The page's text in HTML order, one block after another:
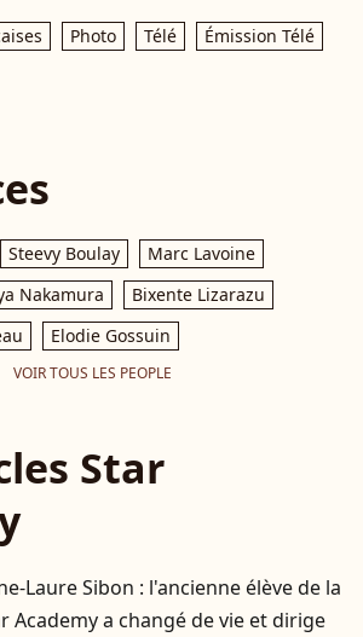
Photo Télé
Émission Télé
Steevy Boulay
Marc Lavoine
Nakamura
Bixente Lizarazu
Elodie Gossuin
VOIR TOUS LES PEOPLE
Star
Laure Sibon : l'ancienne élève de la
Academy a changé de vie et dirige